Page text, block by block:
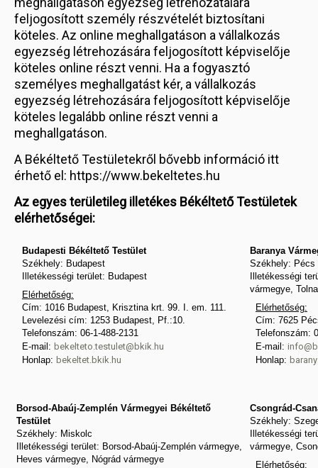
feljogosított személy részvételét biztosítani
köteles. Az online meghallgatáson a vállalkozás
egyezség létrehozására feljogosított képviselője
köteles online részt venni. Ha a fogyasztó
személyes meghallgatást kér, a vállalkozás
egyezség létrehozására feljogosított képviselője
köteles legalább online részt venni a
meghallgatáson.
A Békéltető Testületekről bővebb információ itt
érhető el: https://www.bekeltetes.hu
Az egyes területileg illetékes Békéltető Testületek
elérhetőségei:
Budapesti Békéltető Testület
Székhely: Budapest
Illetékességi terület: Budapest
Elérhetőség:
Cím: 1016 Budapest, Krisztina krt. 99. I. em. 111.
Levelezési cím: 1253 Budapest, Pf.:10.
Telefonszám: 06-1-488-2131
E-mail: bekelteto.testulet@bkik.hu
Honlap: bekeltet.bkik.hu
Baranya
Székhely: Pécs
Illetékességi
vármegye,
Elérhetőség:
Cím: 7625
Telefonszám:
E-mail:
Honlap:
Borsod-Abaúj-Zemplén Vármegyei Békéltető
Testület
Székhely: Miskolc
Illetékességi terület: Borsod-Abaúj-Zemplén vármegye,
Heves vármegye, Nógrád vármegye
Csongrád-
Székhely:
Illetékességi
vármegye,
Elérhetőség: